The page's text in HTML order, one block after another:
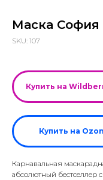
Маска София
SKU: 107
Купить на
Купить на Ozon
Карнавальная
абсолютный бестселлер